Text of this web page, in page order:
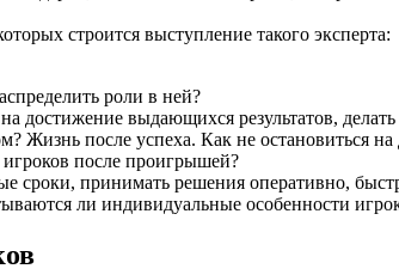
строится выступление такого эксперта:
роли в ней?
достижение выдающихся результатов,
Жизнь после успеха. Как не остановиться
после проигрышей?
сроки, принимать решения оперативно,
ли индивидуальные особенности